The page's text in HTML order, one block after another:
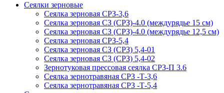
Сеялки зерновые
Сеялка зерновая СРЗ-3,6
Сеялка зерновая СЗ (СРЗ)-4.0 (междурядье 15 см)
Сеялка зерновая СЗ (СРЗ)-4.0 (междурядье 12,5 см)
Сеялка зерновая СРЗ-5,4
Сеялка зерновая СЗ (СРЗ) 5,4-01
Сеялка зерновая СЗ (СРЗ) 5,4-02
Зернотуковая прессовая сеялка СРЗ-П 3.6
Сеялка зернотравяная СРЗ -Т-3,6
Сеялка зернотравяная СРЗ -Т-5,4